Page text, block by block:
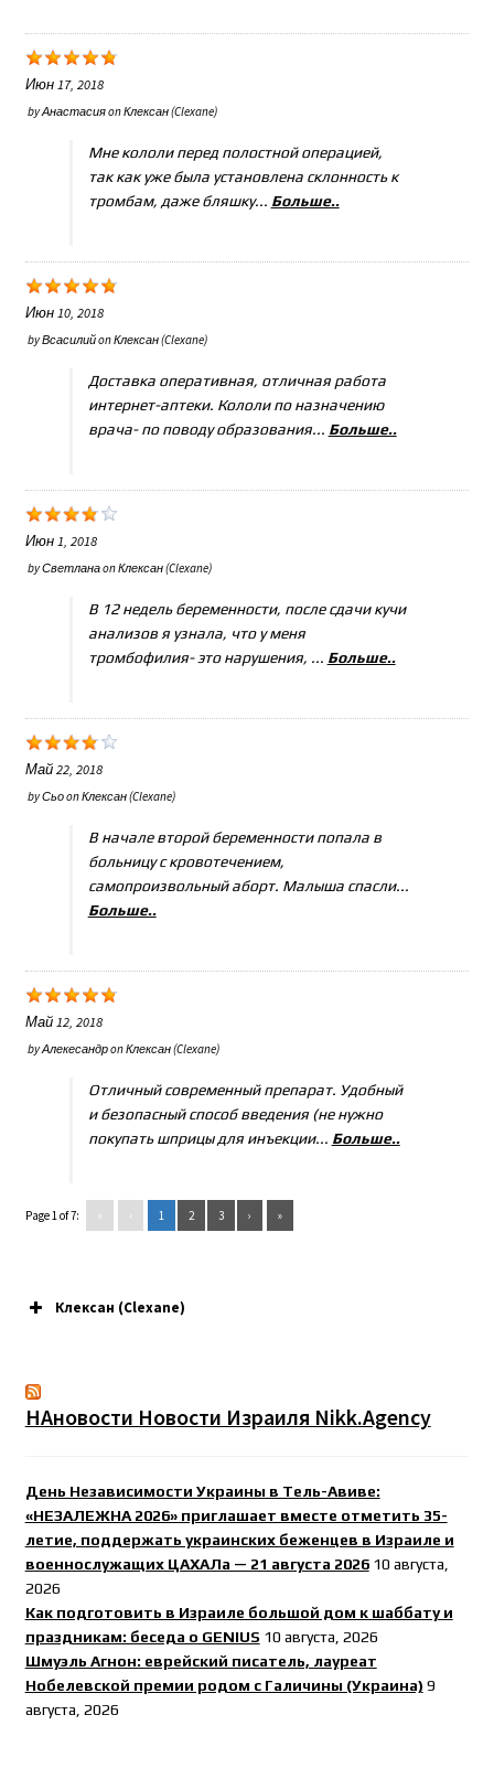
Июн 17, 2018
byАнастасияonКлексан (Clexane)
Мне кололи перед полостной операцией,
так как уже была установлена склонность к
тромбам, даже бляшку... Больше..
Июн 10, 2018
byВсасилийonКлексан (Clexane)
Доставка оперативная, отличная работа
интернет-аптеки. Кололи по назначению
врача- по поводу образования... Больше..
Июн 1, 2018
byСветланаonКлексан (Clexane)
В 12 недель беременности, после сдачи кучи
анализов я узнала, что у меня
тромбофилия- это нарушения, ... Больше..
Май 22, 2018
byСьоonКлексан (Clexane)
В начале второй беременности попала в
больницу с кровотечением,
самопроизвольный аборт. Малыша спасли...
Больше..
Май 12, 2018
byАлекесандрonКлексан (Clexane)
Отличный современный препарат. Удобный
и безопасный способ введения (не нужно
покупать шприцы для инъекции... Больше..
Page 1 of 7: ‹ 1 2 3 › »
Клексан (Clexane)
НАновости Новости Израиля Nikk.Agency
День Независимости Украины в Тель-Авиве:
«НЕЗАЛЕЖНА 2026» приглашает вместе отметить 35-
летие, поддержать украинских беженцев в Израиле и
военнослужащих ЦАХАЛа — 21 августа 2026 10 августа,
2026
Как подготовить в Израиле большой дом к шаббату и
праздникам: беседа о GENIUS 10 августа, 2026
Шмуэль Агнон: еврейский писатель, лауреат
Нобелевской премии родом с Галичины (Украина) 9
августа, 2026